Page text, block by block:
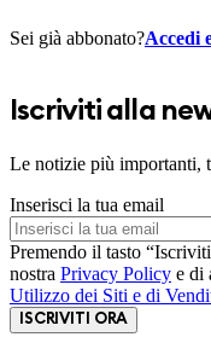
Sei già abbonato?Accedi
Iscriviti alla
Le notizie più importanti,
Inserisci la tua email
Premendo il tasto
nostra Privacy Policy e di
Utilizzo dei Siti e di
ISCRIVITI ORA